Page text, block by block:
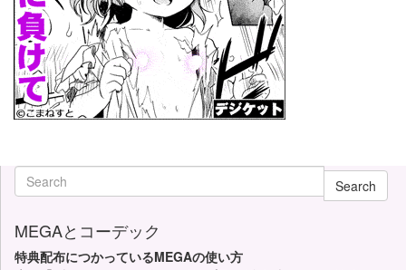
Search
MEGAとコーデック
特典配布につかっているMEGAの使い方